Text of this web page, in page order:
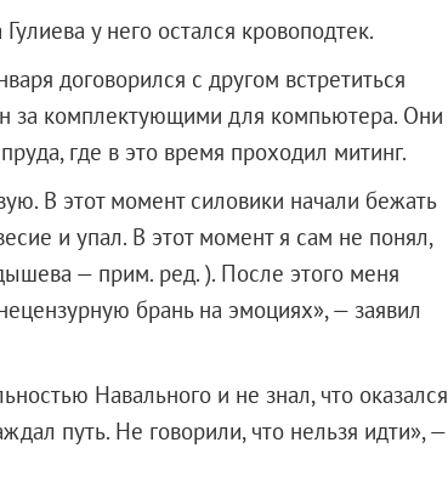
у него остался кровоподтек.
договорился с другом встретиться
за комплектующими для компьютера. Они
где в это время проходил митинг.
В этот момент силовики начали бежать
и упал. В этот момент я сам не понял,
— прим. ред. ). После этого меня
брань на эмоциях», — заявил
Навального и не знал, что оказался
путь. Не говорили, что нельзя идти», —